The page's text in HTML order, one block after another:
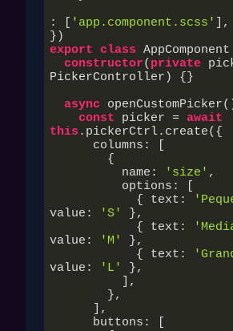
: [
'app.component.scss'
],
export
class
constructor( private
PickerController ) {}
async
const picker = await
this .pickerCtrl.create({
          name:
'size' ,
            { text:
value:
'S'
},
            { text:
value:
'M'
},
            { text:
value:
'L'
},